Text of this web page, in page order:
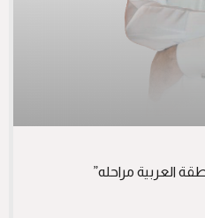
العربية مراحله”